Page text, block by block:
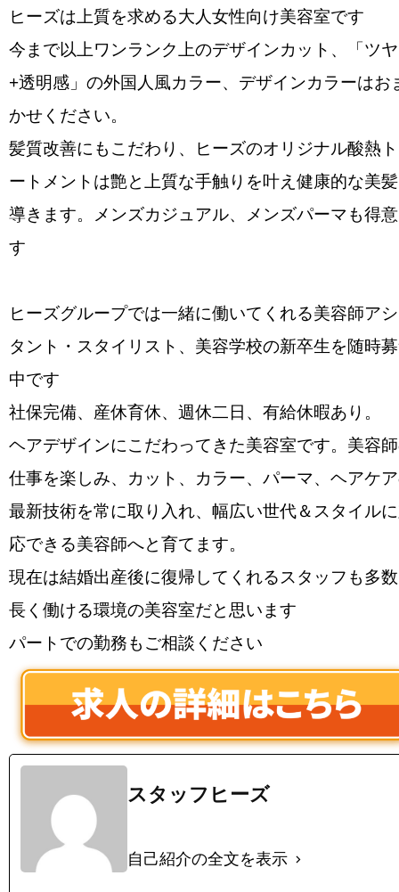
ヒーズは上質を求める大人女性向け美容室です
今まで以上ワンランク上のデザインカット、「ツヤ
+透明感」の外国人風カラー、デザインカラーはお
かせください。
髪質改善にもこだわり、ヒーズのオリジナル酸熱
ートメントは艶と上質な手触りを叶え健康的な美
導きます。メンズカジュアル、メンズパーマも得
す
ヒーズグループでは一緒に働いてくれる美容師ア
タント・スタイリスト、美容学校の新卒生を随時
中です
社保完備、産休育休、週休二日、有給休暇あり。
ヘアデザインにこだわってきた美容室です。美容
仕事を楽しみ、カット、カラー、パーマ、ヘアケ
最新技術を常に取り入れ、幅広い世代＆スタイル
応できる美容師へと育てます。
現在は結婚出産後に復帰してくれるスタッフも多
長く働ける環境の美容室だと思います
パートでの勤務もご相談ください
スタッフヒーズ
自己紹介の全文を表示